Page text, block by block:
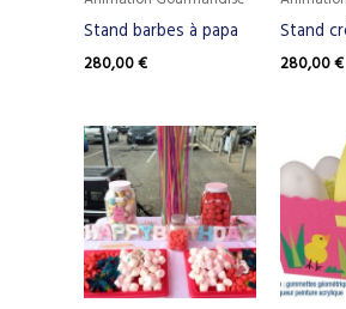
Stand barbes à papa
280,00€
Stand
280,00€